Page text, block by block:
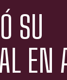
SU
EN